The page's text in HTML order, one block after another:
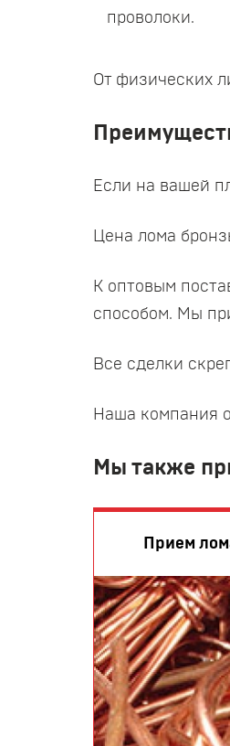
проволоки.
От физических
Если на вашей
Цена лома
К оптовым
способом. Мы
Все сделки
Наша компания
Мы также
Прием